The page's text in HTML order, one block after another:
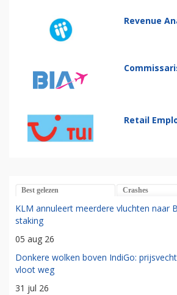
Revenue
Retail
Best gelezen Crashes
KLM annuleert meerdere vluchten naar
staking
05 aug 26
Donkere wolken boven IndiGo:
vloot weg
31 jul 26